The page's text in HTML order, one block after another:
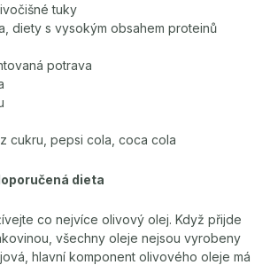
tuky
diety s vysokým obsahem proteinů
potrava
cukru, pepsi cola, coca cola
dieta
co nejvíce olivový olej. Když přijde
všechny oleje nejsou vyrobeny
hlavní komponent olivového oleje má